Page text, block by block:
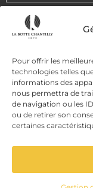
Pour offrir les
technologies telles
informations des
nous permettra de
de navigation ou les
ou de retirer son
certaines
DELIVERY
PAYMENT